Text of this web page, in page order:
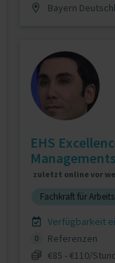
Bayern
EHS
zuletzt online vor
Fachkraft für
Verfügbarkeit
0
Referenzen
€85 - €110/